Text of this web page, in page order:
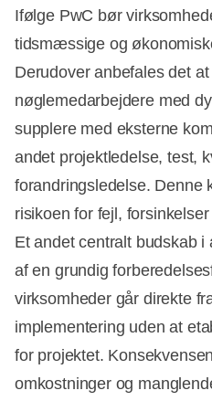
Ifølge PwC bør
tidsmæssige og
Derudover anbefales det
nøglemedarbejdere med
supplere med eksterne
andet projektledelse, test,
forandringsledelse. Denne
risikoen for fejl,
Et andet centralt budskab
af en grundig
virksomheder går direkte
implementering uden at
for projektet.
omkostninger og